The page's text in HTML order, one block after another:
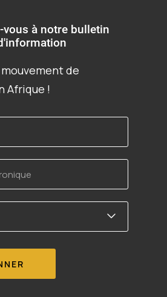
vous à notre bulletin
de
Afrique !